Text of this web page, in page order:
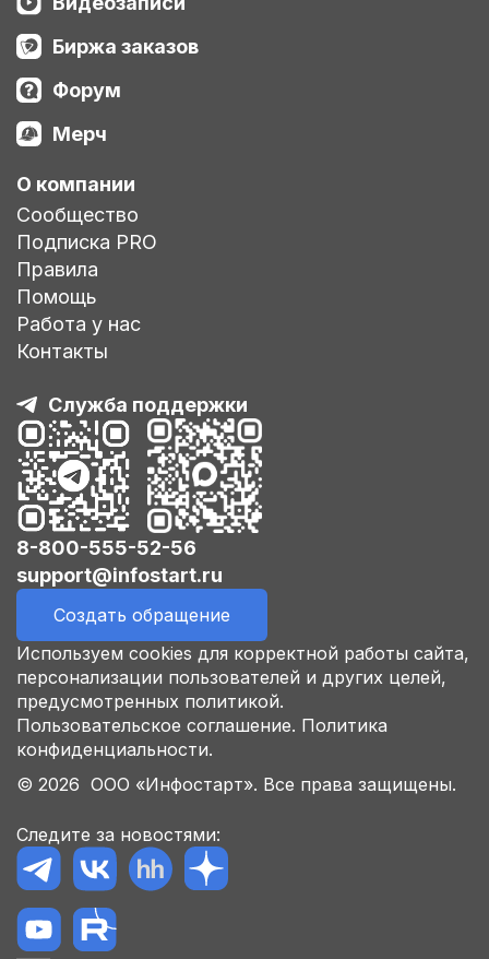
Биржа заказов
Форум
Мерч
О компании
Сообщество
Подписка PRO
Правила
Помощь
Работа у нас
Контакты
Служба поддержки
8-800-555-52-56
support@infostart.ru
Создать обращение
Используем cookies для корректной работы сайта,
персонализации пользователей и других целей,
предусмотренных политикой.
Пользовательское соглашение. Политика
конфиденциальности.
© 2026 ООО «Инфостарт». Все права защищены.
Следите за новостями: